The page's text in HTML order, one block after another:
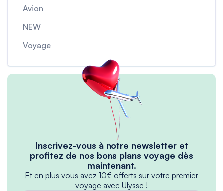
Avion
NEW
Voyage
Inscrivez-vous à notre newsletter et
profitez de nos bons plans voyage dès
maintenant.
Et en plus vous avez 10€ offerts sur votre premier
voyage avec Ulysse !